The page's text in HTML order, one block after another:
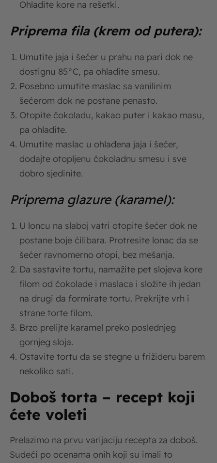
Ohladite kore na rešetki.
Priprema fila (krem od putera):
Umutite jaja i šećer u prahu na pari dok ne
dostignu 85°C, pa ohladite smesu.
Posebno umutite maslac sa vanilinim
šećerom dok ne postane penasto.
Otopite čokoladu, kakao puter i kakao masu,
pa ohladite.
Umutite maslac u ohlađena jaja i šećer,
dodajte otopljenu čokoladnu smesu i sve
dobro sjedinite.
Priprema glazure (karamel):
U loncu na slaboj vatri otopite šećer dok ne
postane boje ćilibara. Protresite lonac da se
šećer ravnomerno otopi, bez mešanja.
Da sastavite tortu, namažite pet slojeva kore
filom od čokolade i maslaca i složite ih jedan
na drugi da formirate tortu. Prekrijte vrh i
strane torte filom.
Brzo prelijte karamel preko poslednjeg
gornjeg sloja.
Ostavite tortu da se stegne u frižideru barem
nekoliko sati.
Doboš torta – recept koji
ćete voleti
Prelazimo na prvu varijaciju recepta za doboš.
Sudeći po ocenama onih koji su imali to